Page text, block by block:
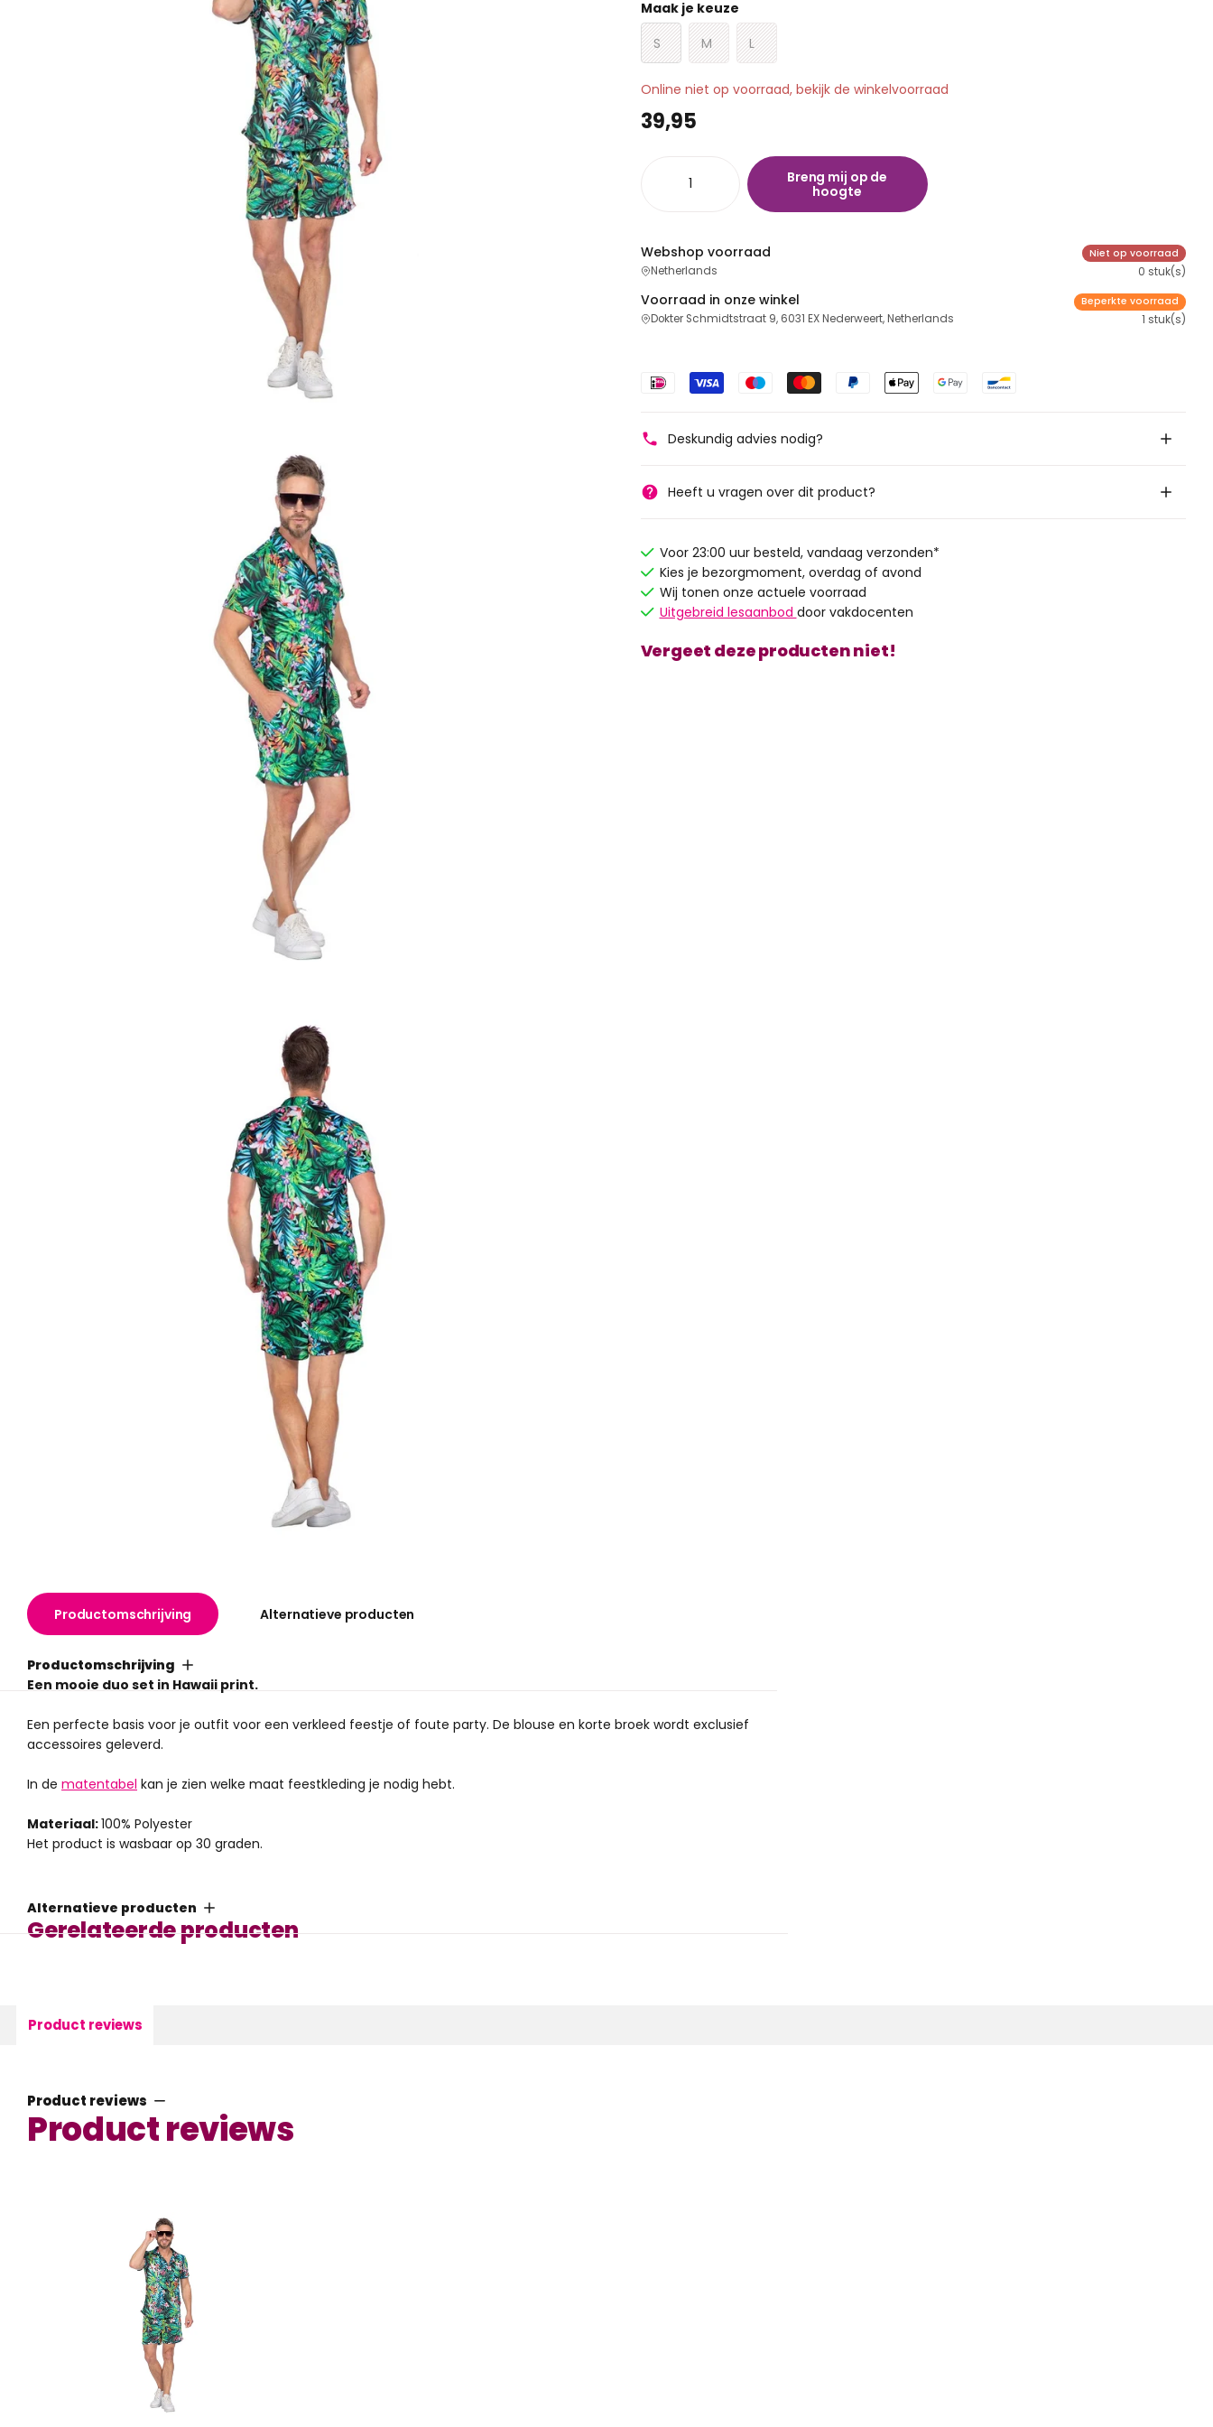
Maak je keuze
S
M L
Online niet op voorraad, bekijk de winkelvoorraad
39,95
Breng mij op de
hoogte
Webshop voorraad
Netherlands
Niet op voorraad
0 stuk(s)
Voorraad in onze winkel
Dokter Schmidtstraat 9, 6031 EX Nederweert, Netherlands
Beperkte voorraad
1 stuk(s)
Deskundig advies nodig?
Heeft u vragen over dit product?
Voor 23:00 uur besteld, vandaag verzonden*
Kies je bezorgmoment, overdag of avond
Wij tonen onze actuele voorraad
Uitgebreid lesaanbod door vakdocenten
Vergeet deze producten niet!
Productomschrijving Alternatieve producten
Productomschrijving
Een mooie duo set in Hawaii print.
Een perfecte basis voor je outfit voor een verkleed feestje of foute party. De blouse en korte broek wordt exclusief
accessoires geleverd.
In de matentabel kan je zien welke maat feestkleding je nodig hebt.
Materiaal:100% Polyester
Het product is wasbaar op 30 graden.
Maat M = 50
Maat L = 52/54
Maat XL = 56/58
Alternatieve producten
Gerelateerde producten
Product reviews
Product reviews
Product reviews